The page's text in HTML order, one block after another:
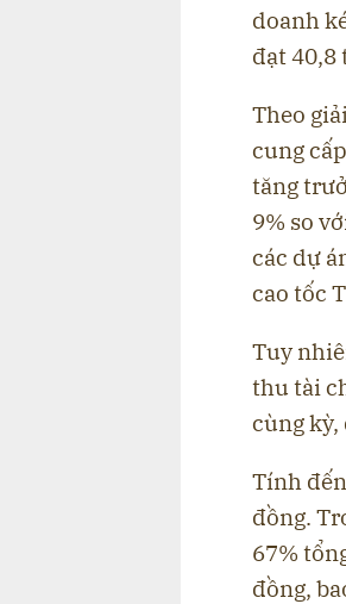
doanh
đạt 40,8
Theo
cung
tăng
9% so
các dự
cao tốc
Tuy
thu tài
cùng kỳ,
Tính
đồng.
67%
đồng,